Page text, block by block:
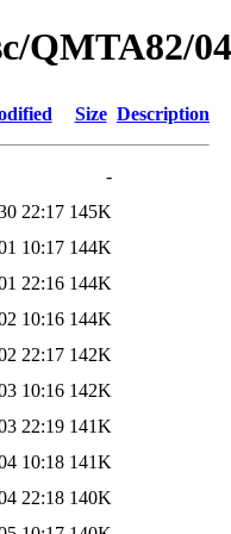
QMTA82/
Size Description
-
22:17 145K
10:17 144K
22:16 144K
10:16 144K
22:17 142K
10:16 142K
22:19 141K
10:18 141K
22:18 140K